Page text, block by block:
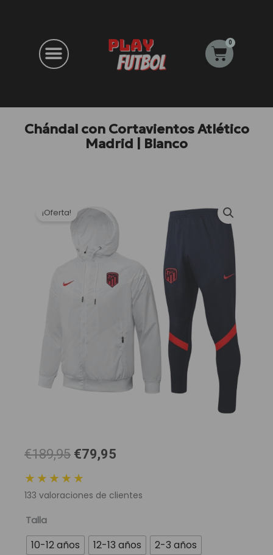
0
Carrito
Chándal con Cortavientos Atlético
Madrid | Blanco
¡Oferta!
€189,95 El
original
era:
€79,95
es:
★★★★★
133 valoraciones de clientes
Talla
10-12 años 12-13 años
2-3 años
Chándal
con
Cortavientos